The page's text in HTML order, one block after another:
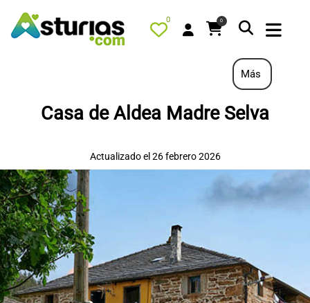
0 0
QUÉ HACER
ALOJAMIENTOS
RESTAURANTES
TURISMO ACTIVO
TIENDA
AGENDA
OFERTAS
Más
Casa de Aldea Madre Selva
Actualizado el 26 febrero 2026